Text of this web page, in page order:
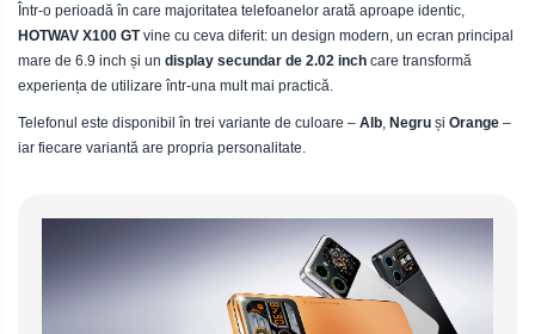
Telefoane mobile Ulefone
Telefoane mobile Unihertz
Telefoane mobile Cubot
Telefoane mobile Blackview
Telefoane mobile OSCAL
Telefoane mobile Lagenio
Telefoane mobile Samsung
Telefoane mobile iSEN
Într-o perioadă în care majoritatea telefoanelor arată aproape identic,
HOTWAV X100 GTvine cu ceva diferit: un design modern, un ecran principal
mare de 6.9 inch și un display secundar de 2.02 inch care transformă
experiența de utilizare într-una mult mai practică.
Telefonul este disponibil în trei variante de culoare – Alb, Negru și Orange –
iar fiecare variantă are propria personalitate.